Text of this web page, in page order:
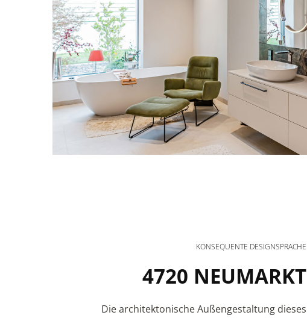
KONSEQUENTE DESIGNSPRACHE
4720 NEUMARKT
Die architektonische Außengestaltung dieses